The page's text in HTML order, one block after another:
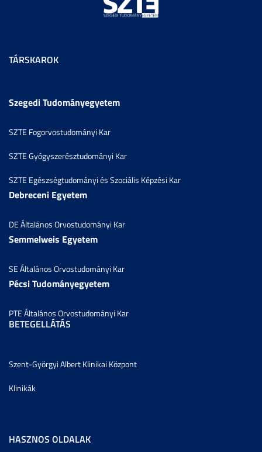
TÁRSKAROK
Szegedi Tudományegyetem
SZTE Fogorvostudományi Kar
SZTE Gyógyszerésztudományi Kar
SZTE Egészségtudományi és Szociális Képzési Kar
Debreceni Egyetem
DE Általános Orvostudományi Kar
Semmelweis Egyetem
SE Általános Orvostudományi Kar
Pécsi Tudományegyetem
PTE Általános Orvostudományi Kar
BETEGELLÁTÁS
Szent-Györgyi Albert Klinikai Központ
Klinikák
HASZNOS OLDALAK